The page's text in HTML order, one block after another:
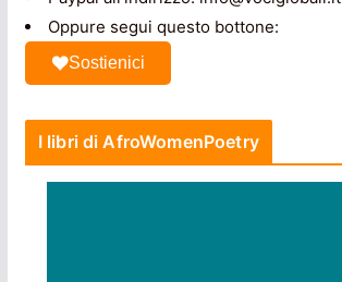
Oppure segui questo bottone:
Sostienici
I libri di AfroWomenPoetry